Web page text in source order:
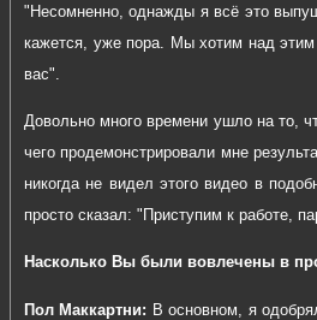
"Несомненно, однажды я всё это
кажется, уже пора. Мы хотим над этим
вас".
Довольно много времени ушло на то ,
чего продемонстрировали мне
никогда не видел этого видео в
просто сказал: " Приступим к работе,
Насколько Вы были вовлечены в
Пол Маккартни: В основном, я